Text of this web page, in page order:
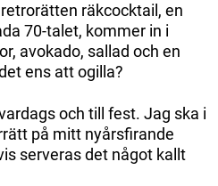
räkcocktail, en
70-talet, kommer in i
avokado, sallad och en
ens att ogilla?
och till fest. Jag ska i
på mitt nyårsfirande
serveras det något kallt